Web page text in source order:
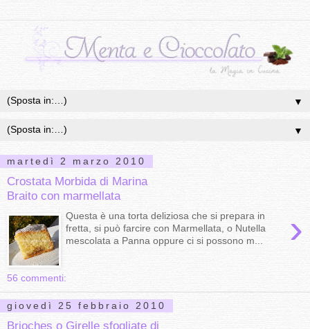
▼
▼
martedì 2 marzo 2010
Crostata Morbida di Marina
Braito con marmellata
›
Questa è una torta deliziosa che si prepara in
fretta, si può farcire con Marmellata, o Nutella
mescolata a Panna oppure ci si possono m...
56 commenti:
giovedì 25 febbraio 2010
Brioches o Girelle sfogliate di